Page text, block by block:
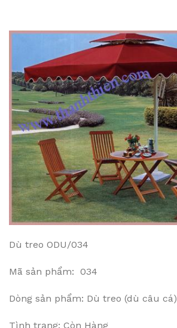
Dù treo ODU/034
Mã sản phẩm: 034
Dòng sản phẩm: Dù treo (dù câu cá)
Tình trạng: Còn Hàng